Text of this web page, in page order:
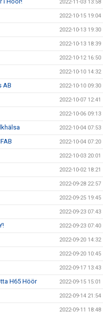
2022-11-03 13:58
2022-10-15 19:04
2022-10-13 19:30
2022-10-13 18:39
2022-10-12 16:50
2022-10-10 14:32
AB 2022-10-10 09:30
2022-10-07 12:41
2022-10-06 09:13
2022-10-04 07:53
2022-10-04 07:20
2022-10-03 20:01
2022-10-02 18:21
2022-09-28 22:57
2022-09-25 19:45
2022-09-23 07:43
2022-09-23 07:40
2022-09-20 14:32
2022-09-20 10:45
2022-09-17 13:43
H65 Höör 2022-09-15 15:01
2022-09-14 21:54
2022-09-11 18:48